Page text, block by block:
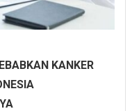
KANKER